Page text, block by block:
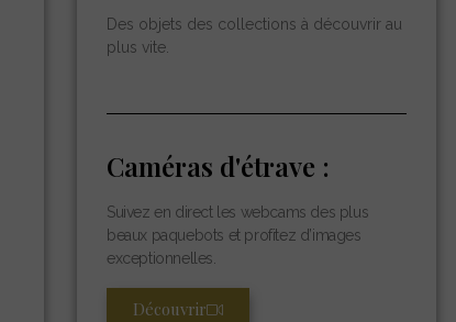
Des objets des collections à découvrir au
plus vite.
Caméras d'étrave :
Suivez en direct les webcams des plus
beaux paquebots et profitez d’images
exceptionnelles.
Découvrir